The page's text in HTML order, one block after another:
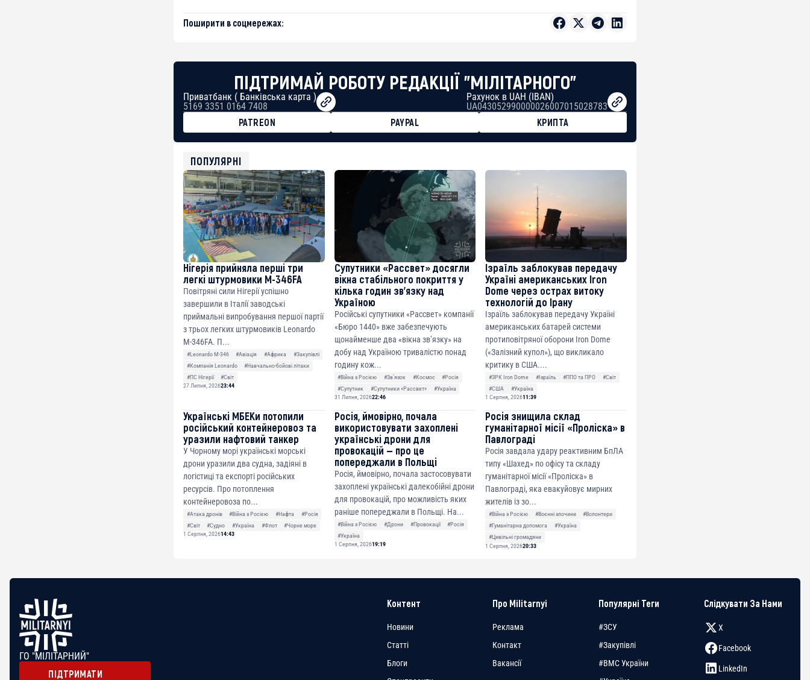
Поширити в соцмережах:
ПІДТРИМАЙ РОБОТУ РЕДАКЦІЇ "МІЛІТАРНОГО"
Приватбанк ( Банківська карта )
5169 3351 0164 7408
Рахунок в UAH (IBAN)
UA043052990000026007015028783
PATREON
PAYPAL
КРИПТА
USDT
0x8676644fA7B6d328310283cAC1065Ae01d97CEe7
ETH
0xfD02863D3289416fcF50975c9DFda13623f97758
ПОПУЛЯРНІ
Нігерія прийняла перші три
легкі штурмовики M-346FA
Повітряні сили Нігерії успішно
завершили в Італії заводські
приймальні випробування першої партії
з трьох легких штурмовиків Leonardo
M-346FA. П...
#Leonardo M-346 #Авіація #Африка
#Закупівлі
#Компанія Leonardo
#Навчально-бойові літаки
#ПС Нігерії
#Світ
27 Липня, 202623:44
Супутники «Рассвет» досягли
вікна стабільного покриття у
кілька годин зв’язку над
Україною
Російські супутники «Рассвет» компанії
«Бюро 1440» вже забезпечують
щонайменше два «вікна зв’язку» на
добу над Україною тривалістю понад
годину кож...
#Війна з Росією #Звʼязок #Космос
#Росія
#Супутник
#Супутники «Рассвет»
#Україна
31 Липня, 202622:46
Ізраїль заблокував передачу
Україні американських Iron
Dome через острах витоку
технологій до Ірану
Ізраїль заблокував передачу Україні
американських батарей системи
протиповітряної оборони Iron Dome
(«Залізний купол»), що викликало
критику в США....
#ЗРК Iron Dome #Ізраїль #ППО та ПРО
#Світ
#США
#Україна
1 Серпня, 202611:39
Українські МБЕКи потопили
російський контейнеровоз та
уразили нафтовий танкер
У Чорному морі українські морські
дрони уразили два судна, задіяні в
логістиці та експорті російських
ресурсів. Про потоплення
контейнеровоза по...
#Атака дронів #Війна з Росією #Нафта
#Росія
#Світ
#Судно #Україна #Флот
#Чорне море
1 Серпня, 202614:43
Росія, ймовірно, почала
використовувати захоплені
українські дрони для
провокацій — про це
попереджали в Польщі
Росія, ймовірно, почала застосовувати
захоплені українські далекобійні дрони
для провокацій, про можливість яких
раніше попереджали в Польщі. На...
#Війна з Росією #Дрони #Провокації
#Росія
#Україна
1 Серпня, 202619:19
Росія знищила склад
гуманітарної місії «Проліска» в
Павлограді
Росія завдала удару реактивним БпЛА
типу «Шахед» по офісу та складу
гуманітарної місії «Проліска» в
Павлограді, яка евакуйовує мирних
жителів із зо...
#Війна з Росією #Воєнні злочини
#Волонтери
#Гуманітарна допомога
#Україна
#Цивільні громадяни
1 Серпня, 202620:33
ГО "МІЛІТАРНИЙ"
ПІДТРИМАТИ
Контент
Новини
Статті
Блоги
Про Militarnyi
Реклама
Контакт
Вакансії
Популярні Теги
#ЗСУ
#Закупівлі
#ВМС України
Слідкувати За Нами
X
Facebook
LinkedIn